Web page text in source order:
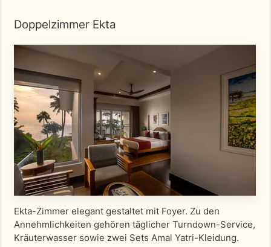
Doppelzimmer Ekta
Ekta-Zimmer elegant gestaltet mit Foyer. Zu den
Annehmlichkeiten gehören täglicher Turndown-Service,
Kräuterwasser sowie zwei Sets Amal Yatri-Kleidung.